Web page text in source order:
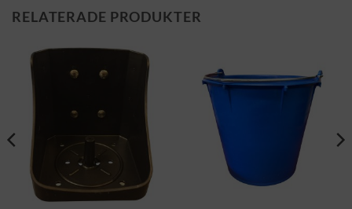
RELATERADE PRODUKTER